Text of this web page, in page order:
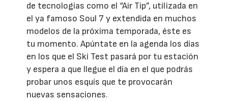
de tecnologías como el “Air Tip”, utilizada en
el ya famoso Soul 7 y extendida en muchos
modelos de la próxima temporada, éste es
tu momento. Apúntate en la agenda los días
en los que el Ski Test pasará por tu estación
y espera a que llegue el día en el que podrás
probar unos esquís que te provocarán
nuevas sensaciones.